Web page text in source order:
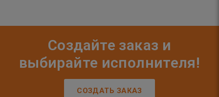
Создайте заказ и
выбирайте исполнителя!
СОЗДАТЬ ЗАКАЗ